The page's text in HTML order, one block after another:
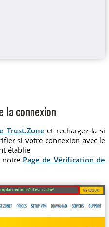
la connexion
Trust.Zone et rechargez-la si
si votre connexion avec le
établie.
notre Page de Vérification de
réel est caché!